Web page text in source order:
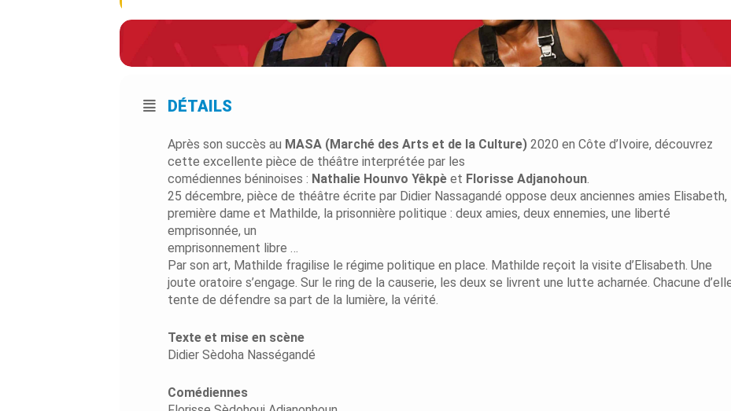
DÉTAILS
Après son succès au MASA (Marché des Arts et de la Culture) 2020 en Côte d’Ivoire, découvrez
cette excellente pièce de théâtre interprétée par les
comédiennes béninoises : Nathalie Hounvo Yêkpè et Florisse Adjanohoun.
25 décembre, pièce de théâtre écrite par Didier Nassagandé oppose deux anciennes amies Elisabeth,
première dame et Mathilde, la prisonnière politique : deux amies, deux ennemies, une liberté
emprisonnée, un
emprisonnement libre …
Par son art, Mathilde fragilise le régime politique en place. Mathilde reçoit la visite d’Elisabeth. Une
joute oratoire s’engage. Sur le ring de la causerie, les deux se livrent une lutte acharnée. Chacune
tente de défendre sa part de la lumière, la vérité.
Texte et mise en scène
Didier Sèdoha Nasségandé
Comédiennes